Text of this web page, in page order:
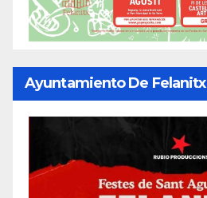
Ayuntamiento De Felanitx